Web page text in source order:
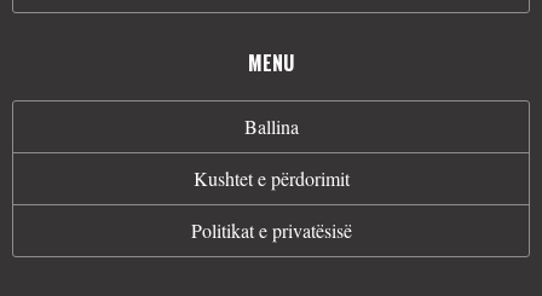
MENU
Ballina
Kushtet e përdorimit
Politikat e privatësisë